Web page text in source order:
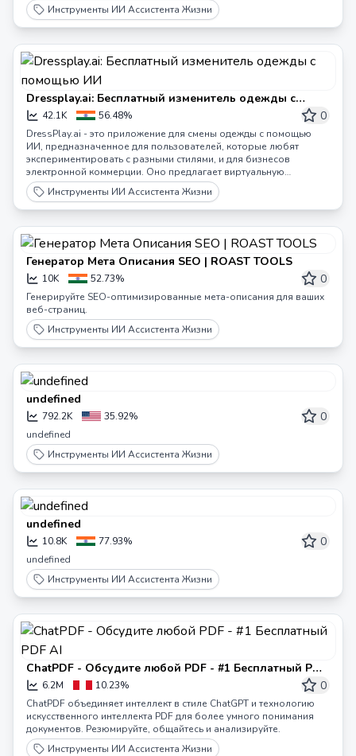
Инструменты ИИ Ассистента Жизни
Dressplay.ai: Бесплатный изменитель одежды с
помощью ИИ
42.1K 56.48% 0
DressPlay.ai - это приложение для смены одежды с помощью
ИИ, предназначенное для пользователей, которые любят
экспериментировать с разными стилями, и для бизнесов
электронной коммерции. Оно предлагает виртуальную
примерочную, где пользователи могут генерировать
изображения и видео с моделью, облаченной в одежду, с
помощью ИИ, в течение секунд. Независимо от того, вы любите
персонажей, DressPlay.ai удовлетворяет всем вашим
потребностям в стилизации. Как инструмент для смены наряда,
вы можете облачить в наряд кого угодно.
Инструменты ИИ Ассистента Жизни
Генератор Мета Описания SEO | ROAST TOOLS
10K 52.73% 0
Генерируйте SEO-оптимизированные мета-описания для ваших
веб-страниц.
Инструменты ИИ Ассистента Жизни
undefined
792.2K 35.92% 0
undefined
Инструменты ИИ Ассистента Жизни
undefined
10.8K 77.93% 0
undefined
Инструменты ИИ Ассистента Жизни
ChatPDF - Обсудите любой PDF - #1 Бесплатный PDF
AI 6.2M 10.23% 0
ChatPDF объединяет интеллект в стиле ChatGPT и технологию
искусственного интеллекта PDF для более умного понимания
документов. Резюмируйте, общайтесь и анализируйте.
Инструменты ИИ Ассистента Жизни